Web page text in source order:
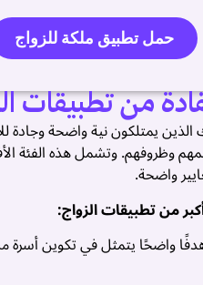
حمل تطبيق ملكة للزواج
من تطبيقات
يمتلكون نية واضحة وجادة
وتشمل هذه الفئة
واضحة.
من تطبيقات الزواج:
واضحًا يتمثل في تكوين أسرة